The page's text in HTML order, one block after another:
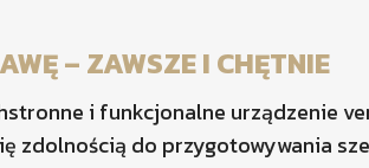
– ZAWSZE I CHĘTNIE
i funkcjonalne urządzenie
zdolnością do przygotowywania